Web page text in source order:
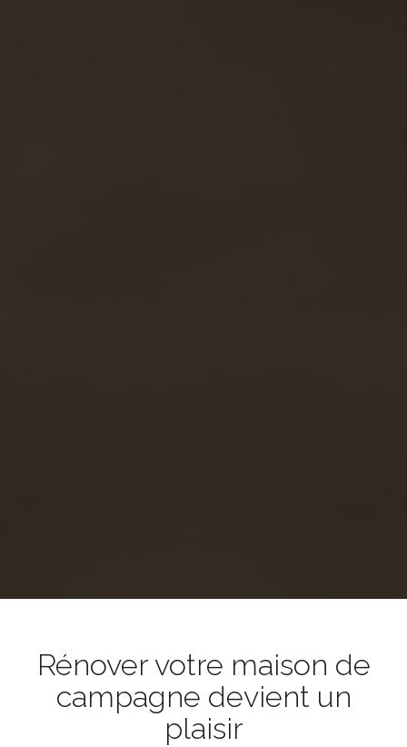
Rénover votre maison de
campagne devient un
plaisir